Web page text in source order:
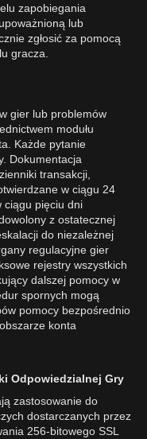
zapobiegania
lub
zgłosić za pomocą
gracza.
gier lub problemów
modułu
Każde pytanie
Dokumentacja
transakcji,
w ciągu 24
ciągu pięciu dni
z ostatecznej
do niezależnej
regulacyjne gier
rejestry wszystkich
dalszej pomocy w
spornych mogą
pomocy bezpośrednio
konta
Odpowiedzialnej Gry
zastosowanie do
dostarczanych przez
256-bitowego SSL